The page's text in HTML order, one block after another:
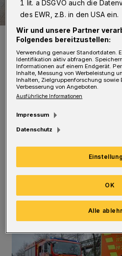
Die Polizei sicherte die Spuren.
Foto: Christoph Petersen
Einfahrt abbiegen. Dabei
Radfahrerin, es kam
Frau stürzte und zog sich
zu.(Bilder)
1 lit. a DSGVO auch die
des EWR, z.B. in den USA ein.
Wir und unsere Partner
Folgendes bereitzustellen:
Verwendung genauer Standortdaten.
Identifikation aktiv abfragen.
Informationen auf einem Endgerät.
Inhalte, Messung von Werbeleistung
Inhalten, Zielgruppenforschung sowie
Verbesserung von Angeboten.
Ausführliche Informationen
Impressum
Datenschutz
Alle
OK